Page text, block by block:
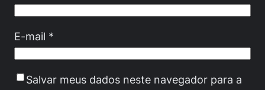
E-mail *
Salvar meus dados neste navegador para a